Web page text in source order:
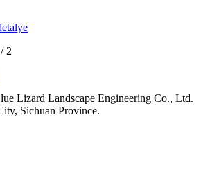
2
Lizard Landscape Engineering Co., Ltd.
Sichuan Province.